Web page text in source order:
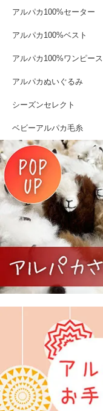
アルパカ100%セーター
アルパカ100%ベスト
アルパカ100%ワンピース
アルパカぬいぐるみ
シーズンセレクト
ベビーアルパカ毛糸